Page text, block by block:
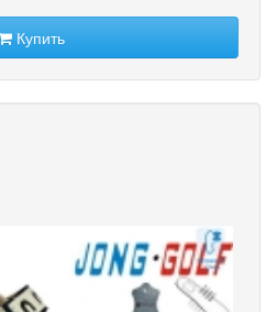
Купить